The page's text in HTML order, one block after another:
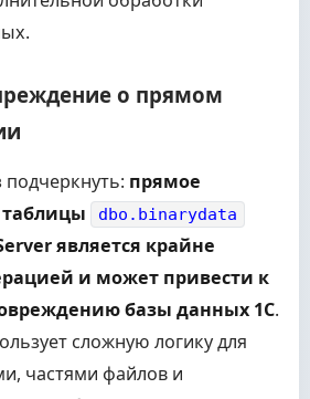
о прямом
прямое
dbo.binarydata
является крайне
и может привести к
базы данных 1С.
сложную логику для
частями файлов и